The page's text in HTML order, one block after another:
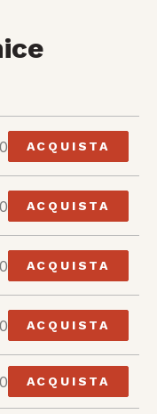
ACQUISTA
ACQUISTA
ACQUISTA
ACQUISTA
ACQUISTA